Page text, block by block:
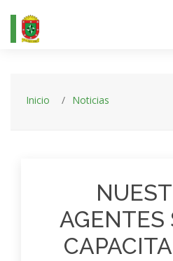
Inicio Noticias
AGENTES